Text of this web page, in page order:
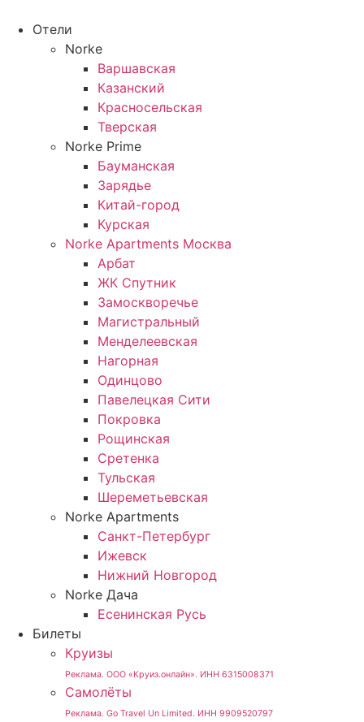
содержимому
Отели
Norke
Варшавская
Казанский
Красносельская
Тверская
Norke Prime
Бауманская
Зарядье
Китай-город
Курская
Norke Apartments Москва
Арбат
ЖК Спутник
Замоскворечье
Магистральный
Менделеевская
Нагорная
Одинцово
Павелецкая Сити
Покровка
Рощинская
Сретенка
Тульская
Шереметьевская
Norke Apartments
Санкт-Петербург
Ижевск
Нижний Новгород
Norke Дача
Есенинская Русь
Билеты
Круизы
Реклама. ООО «Круиз.онлайн». ИНН 6315008371
Самолёты
Реклама. Go Travel Un Limited. ИНН 9909520797